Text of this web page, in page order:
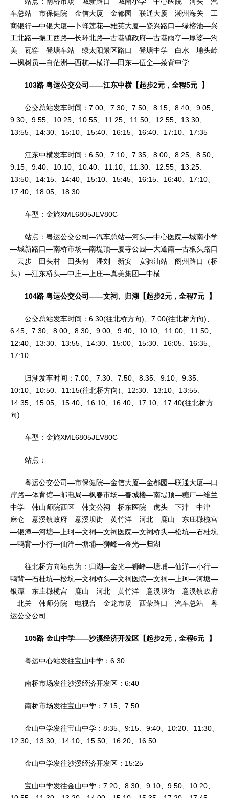
车总站—市保健院—金信大厦—金都园—联通大厦—潮州海关—工
商银行—中银大厦—卜蜂莲花—雄英大厦—瓷兴路口—绿榕池—兴
工北路—振工西路—长环北路—古巷镇政府—古巷雨亭—厚婆—沟
美—瓦窑—登塘车站—绿太阳景区路口—登塘中学—白水—埔头岭
—枫树员—白茫洲—西杭—横洋—田东—伍全—茶背中学
103路 粤运公交公司——江东中横【起步2元，全程5元 】
公交总站发车时间：7:00、7:30、7:50、8:15、8:40、9:05、
9:30、9:55、10:25、10:55、11:25、11:50、12:55、13:30、
13:55、14:30、15:10、15:40、16:15、16:40、17:10、17:35
江东中横发车时间：6:50、7:10、7:35、8:00、8:25、8:50、
9:15、9:40、10:10、10:40、11:10、11:30、12:55、13:25、
13:50、14:15、14:40、15:10、15:45、16:15、16:40、17:10、
17:40、18:05、18:30
车型：金旅XML6805JEV80C
站点：粤运公交公司—汽车总站—河头—中心医院—城南小学
—城新路口—南桥市场—南堤顶—厦寺公园—大道南—古板头路口
—云步—田头村—田头何—潘刘—新安—安驰油站—阁州路口（桥
头）—江东桥头—中庄—上庄—真美集团—中横
104路 粤运公交公司——文祠、归湖【起步2元，全程7元 】
公交总站发车时间：6:30(往北桥方向)、7:00(往北桥方向)、
6:45、7:30、8:00、8:30、9:00、9:40、10:10、11:00、11:50、
12:40、13:30、13:55、14:30、15:00、15:30、16:05、16:35、
17:10
归湖发车时间：7:00、7:30、7:50、8:35、9:10、9:35、
10:10、10:50、11:15(往北桥方向)、12:30、13:10、13:55、
14:35、15:05、15:40、16:10、16:40、17:10、17:40(往北桥方
向)
车型：金旅XML6805JEV80C
站点：
粤运公交公司—市保健院—金信大厦—金都园—联通大厦—口
岸路—体育馆—邮电局—枫春市场—春城楼—南堤顶—糖厂—维兰
中学—韩山师院西区—韩文公祠—桥东医院—虎头—下津—中津—
麻仓—意溪镇政府—意溪坝街—黄竹洋—河北—鹿山—东庄橄榄宫
—银潭—河塘—上珂—文祠—文祠医院—文祠桥头—松坑—石桂坑
—鸭背—小行—仙洋—塘埔—狮峰—金光—归湖
往北桥方向站点为：归湖—金光—狮峰—塘埔—仙洋—小行—
鸭背—石桂坑—松坑—文祠桥头—文祠医院—文祠—上珂—河塘—
银潭—东庄橄榄宫—鹿山—河北—黄竹洋—意溪坝街—意溪镇政府
—北关—韩师分院—电视台—金龙市场—西荣路口—汽车总站—粤
运公交公司
105路 金山中学——沙溪经济开发区【起步2元，全程6元 】
粤运中心站发往宝山中学：6:30
南桥市场发往沙溪经济开发区：6:40
南桥市场发往宝山中学：7:15、7:50
金山中学发往宝山中学：8:35、9:15、9:40、10:20、11:30、
12:30、13:30、14:10、15:50、16:20、16:50
金山中学发往沙溪经济开发区：15:25
宝山中学发往金山中学：7:20、8:30、9:10、9:50、10:20、